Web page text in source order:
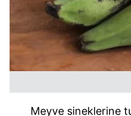
Meyve sineklerine